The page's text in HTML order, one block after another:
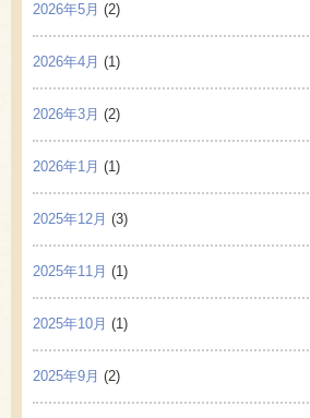
2026年5月 (2)
2026年4月 (1)
2026年3月 (2)
2026年1月 (1)
2025年12月 (3)
2025年11月 (1)
2025年10月 (1)
2025年9月 (2)